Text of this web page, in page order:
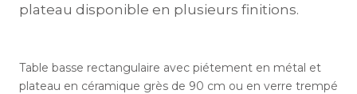
plateau disponible en plusieurs finitions.
Table basse rectangulaire avec piétement en métal et
plateau en céramique grès de 90 cm ou en verre trempé